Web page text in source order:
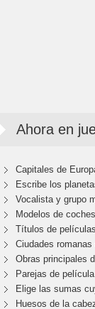
Ahora en
Capitales de
Escribe los
Vocalista y grupo
Modelos de
Títulos de
Ciudades
Obras principales
Parejas de película
Elige las sumas
Huesos de la